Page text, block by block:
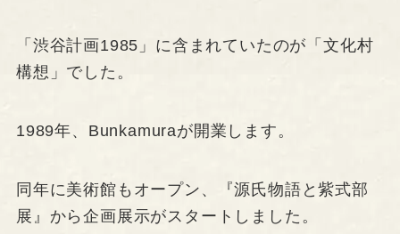
「渋谷計画1985」に含まれていたのが「文化村
構想」でした。
1989年、Bunkamuraが開業します。
同年に美術館もオープン、『源氏物語と紫式部
展』から企画展示がスタートしました。